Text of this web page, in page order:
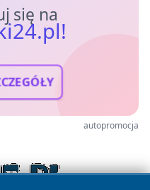
się na
autopromocja